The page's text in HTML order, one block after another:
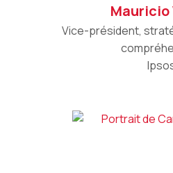
Mauricio
Vice-président,